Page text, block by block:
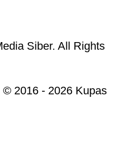
Siber. All Rights
2016 - 2026 Kupas